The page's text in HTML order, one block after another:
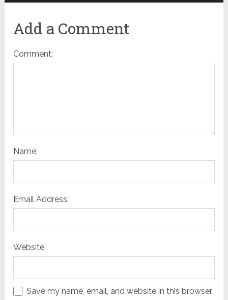
Add a Comment
Comment:
Name:
Email Address:
Website:
Save my name, email, and website in this browser